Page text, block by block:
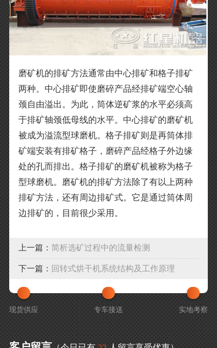
磨矿机的排矿方法通常由中心排矿和格子排矿
两种。中心排矿即使磨碎产品经排矿端空心轴
颈自由溢出。为此，筒体逆矿浆的水平必须高
于排矿轴颈低母线的水平。中心排矿的磨矿机
被成为溢流型球磨机。格子排矿则是再筒体排
矿端安装有排矿格子，磨碎产品经格子外边缘
处的孔而排出。格子排矿的磨矿机被称为格子
型球磨机。磨矿机的排矿方法除了有以上两种
排矿方法，还有周边排矿式。它是通过筒体周
边排矿的，目前很少采用。
上一篇： 简析选矿过程中的流量检测
下一篇： 回转式烘干机系统结构及工作原理
现货供应 专车接送 实地考察